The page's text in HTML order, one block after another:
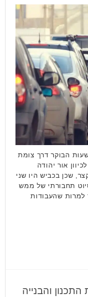
הבוקר דרך צומת
אור יהודה
שכן בכביש היו שני
תחבורתי של ממש
שהעבודות
והבנייה